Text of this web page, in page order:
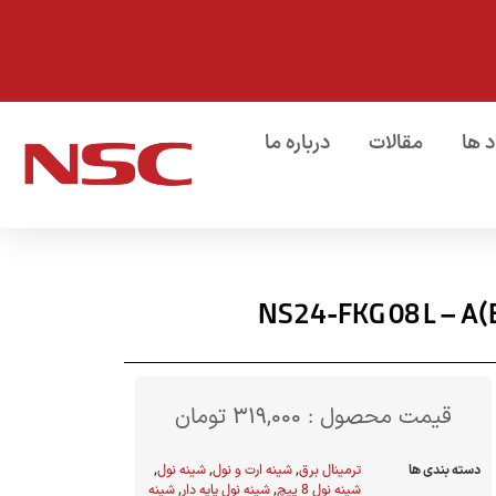
ها مقالات
درباره ما
قیمت محصول : 319,000 تومان
دسته بندی ها ترمینال برق,شینه ارت و نول,شینه نول,
شینه نول 8 پیچ
,شینه نول پایه دار,شینه